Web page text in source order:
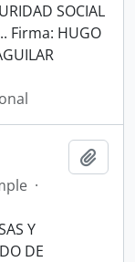
SOCIAL
Firma: HUGO
·
Y
DE